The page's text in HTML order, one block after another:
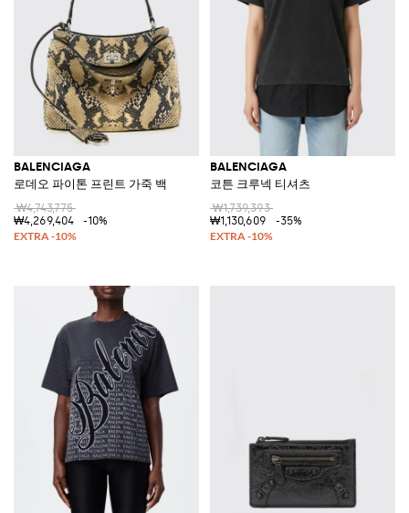
BALENCIAGA
로데오 파이톤 프린트 가죽 백
₩4,743,775
₩4,269,404
-10%
BALENCIAGA
코튼 크루넥 티셔츠
₩1,739,393
₩1,130,609
-35%